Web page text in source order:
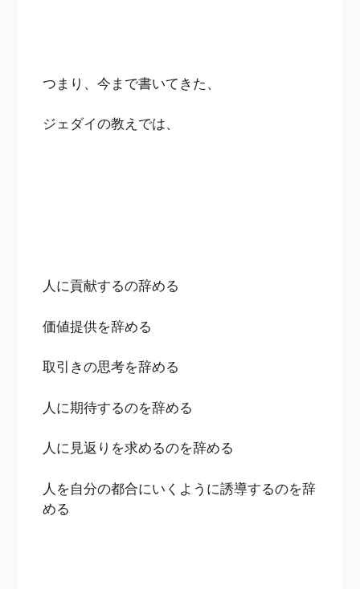
つまり、今まで書いてきた、
ジェダイの教えでは、
人に貢献するの辞める
価値提供を辞める
取引きの思考を辞める
人に期待するのを辞める
人に見返りを求めるのを辞める
人を自分の都合にいくように誘導するのを辞
める